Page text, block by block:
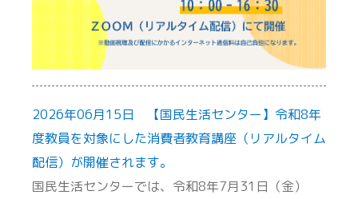
2026年06月15日 【国民生活センター】令和8年
度教員を対象にした消費者教育講座（リアルタイム
配信）が開催されます。
国民生活センターでは、令和8年7月31日（金）